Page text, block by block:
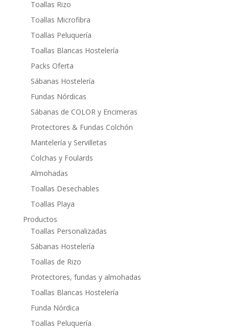
Toallas Rizo
Toallas Microfibra
Toallas Peluquería
Toallas Blancas Hostelería
Packs Oferta
Sábanas Hostelería
Fundas Nórdicas
Sábanas de COLOR y Encimeras
Protectores & Fundas Colchón
Mantelería y Servilletas
Colchas y Foulards
Almohadas
Toallas Desechables
Toallas Playa
Productos
Toallas Personalizadas
Sábanas Hostelería
Toallas de Rizo
Protectores, fundas y almohadas
Toallas Blancas Hostelería
Funda Nórdica
Toallas Peluquería